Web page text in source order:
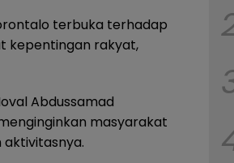
terbuka terhadap
kepentingan rakyat,
Abdussamad
masyarakat